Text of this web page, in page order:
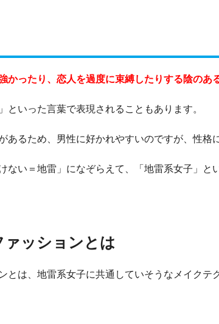
かったり、恋人を過度に束縛したりする陰のあ
といった言葉で表現されることもあります。
あるため、男性に好かれやすいのですが、性格
ない＝地雷」になぞらえて、「地雷系女子」と
ッションとは
とは、地雷系女子に共通していそうなメイクテ